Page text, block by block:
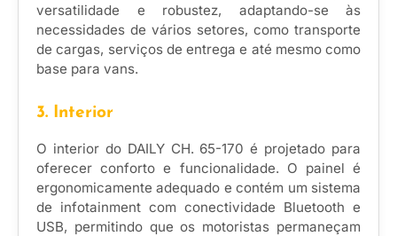
versatilidade e robustez, adaptando-se às
necessidades de vários setores, como transporte
de cargas, serviços de entrega e até mesmo como
base para vans.
3. Interior
O interior do DAILY CH. 65-170 é projetado para
oferecer conforto e funcionalidade. O painel é
ergonomicamente adequado e contém um sistema
de infotainment com conectividade Bluetooth e
USB, permitindo que os motoristas permaneçam